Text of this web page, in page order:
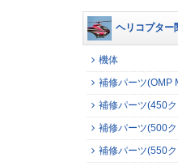
ヘリコプター
機体
補修パーツ(OMP
補修パーツ(450
補修パーツ(500
補修パーツ(550